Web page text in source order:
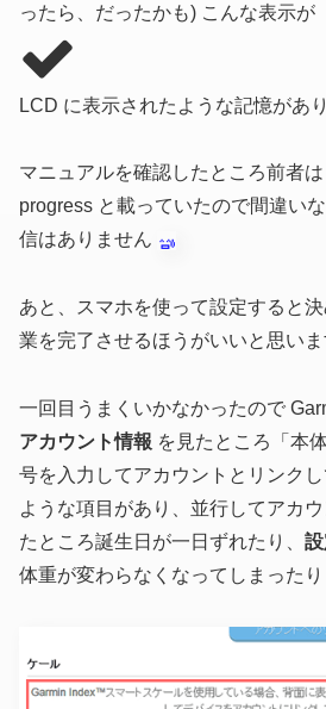
ったら、だったかも) こんな表示が
LCD に表示されたような記憶があり
マニュアルを確認したところ前者
progress と載っていたので間違い
信はありません
あと、スマホを使って設定すると
業を完了させるほうがいいと思いま
一回目うまくいかなかったので
アカウント情報 を見たところ「本
号を入力してアカウントとリンク
ような項目があり、並行してアカ
たところ誕生日が一日ずれたり、
体重が変わらなくなってしまったり